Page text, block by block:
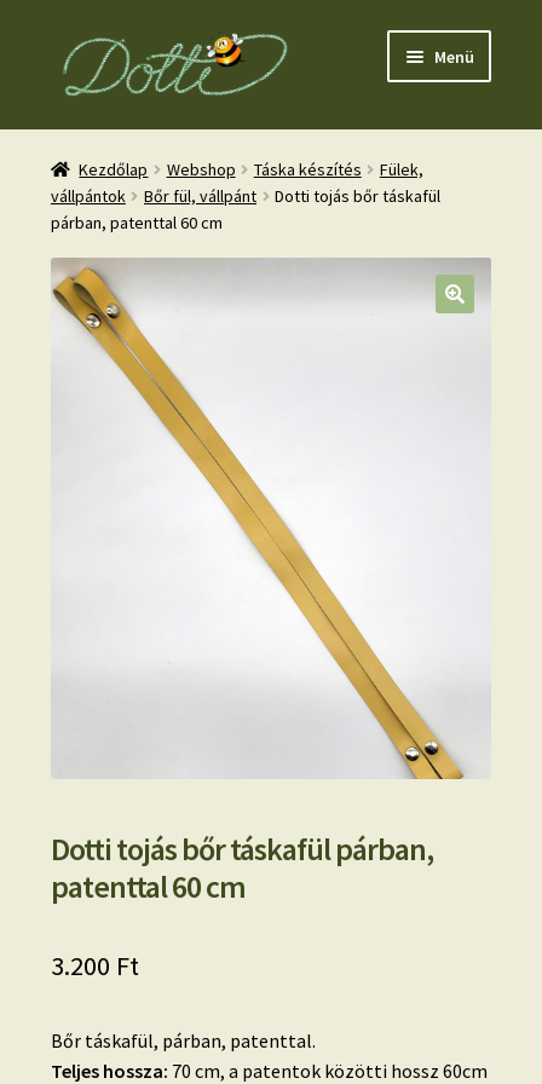
Ugrás
Kilépés
Menü
Kezdőlap Webshop Táska készítés
Fülek,
vállpántok
Bőr fül, vállpánt
Dotti tojás bőr táskafül
párban, patenttal 60 cm
Dotti tojás bőr táskafül párban,
patenttal 60 cm
3.200 Ft
Bőr táskafül, párban, patenttal.
Teljes hossza: 70 cm, a patentok közötti hossz 60cm